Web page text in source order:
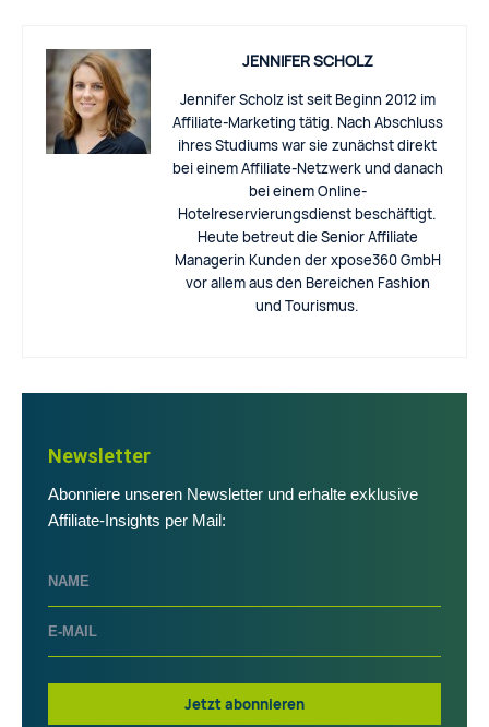
JENNIFER SCHOLZ
Jennifer Scholz ist seit Beginn 2012 im
Affiliate-Marketing tätig. Nach Abschluss
ihres Studiums war sie zunächst direkt
bei einem Affiliate-Netzwerk und danach
bei einem Online-
Hotelreservierungsdienst beschäftigt.
Heute betreut die Senior Affiliate
Managerin Kunden der xpose360 GmbH
vor allem aus den Bereichen Fashion
und Tourismus.
Newsletter
Abonniere unseren Newsletter und erhalte exklusive
Affiliate-Insights per Mail:
Jetzt abonnieren